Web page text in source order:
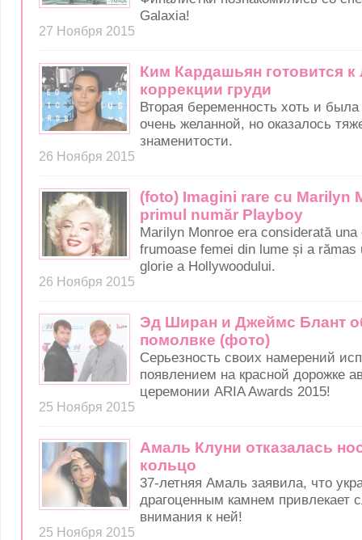
Galaxia!
27 Ноября 2015
Ким Кардашьян готовится к
коррекции груди
Вторая беременность хоть и
очень желанной, но оказалось
знаменитости.
26 Ноября 2015
(foto) Imagini rare cu Marilyn
primul număr Playboy
Marilyn Monroe era considerată
frumoase femei din lume și a rămas
glorie a Hollywoodului.
26 Ноября 2015
Эд Ширан и Джеймс Блант
помолвке (фото)
Серьезность своих намерений
появлением на красной дорожке
церемонии ARIA Awards 2015!
25 Ноября 2015
Амаль Клуни отказалась
кольцо
37-летняя Амаль заявила, что
драгоценным камнем привлекает
внимания к ней!
25 Ноября 2015